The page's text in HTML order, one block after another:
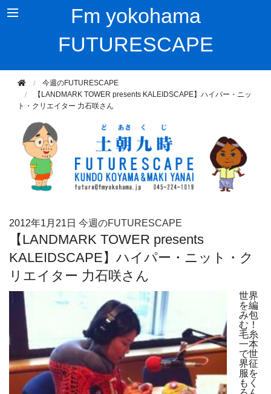
Fm yokohama
FUTURESCAPE
今週のFUTURESCAPE
【LANDMARK TOWER presents KALEIDSCAPE】ハイパー・ニッ
ト・クリエイター 力石咲さん
2012年1月21日 今週のFUTURESCAPE
【LANDMARK TOWER presents
KALEIDSCAPE】ハイパー・ニット・ク
リエイター 力石咲さん
世界
を編
み包
む！
毛糸
一本
で世
界征
服を
もく